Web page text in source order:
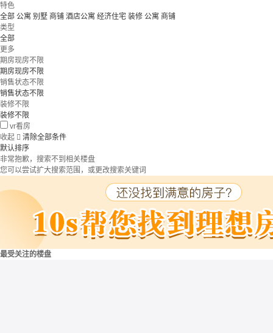
特色
全部 公寓 别墅 商铺 酒店公寓 经济住宅 装修 公寓 商铺
类型
全部
更多
期房现房不限
期房现房不限
销售状态不限
销售状态不限
装修不限
装修不限
vr看房
收起  清除全部条件
默认排序
非常抱歉，搜索不到相关楼盘
您可以尝试扩大搜索范围，或更改搜索关键词
最受关注的楼盘